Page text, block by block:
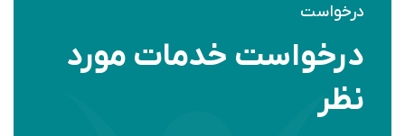
درخواست
درخواست خدمات مورد
نظر